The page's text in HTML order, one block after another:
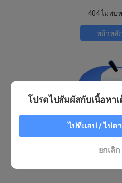
404 ไม่พบ
หน้าหลัก
โปรดไปสัมผัสกับเนื้อหา
ไปที่แอป / ไปด
ยกเลิก